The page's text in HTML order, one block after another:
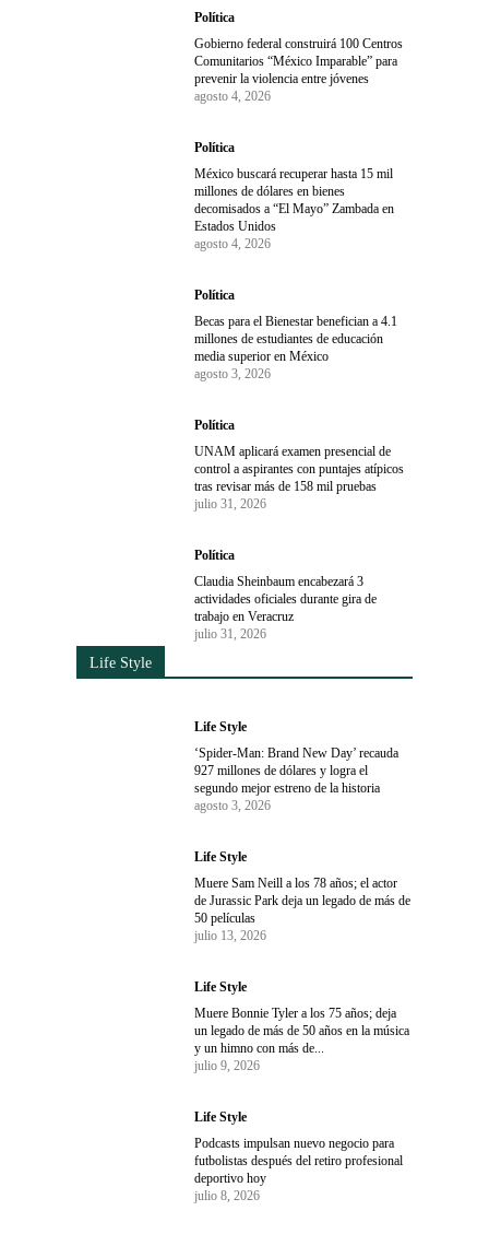
Política
Gobierno federal construirá 100 Centros
Comunitarios “México Imparable” para
prevenir la violencia entre jóvenes
agosto 4, 2026
Política
México buscará recuperar hasta 15 mil
millones de dólares en bienes
decomisados a “El Mayo” Zambada en
Estados Unidos
agosto 4, 2026
Política
Becas para el Bienestar benefician a 4.1
millones de estudiantes de educación
media superior en México
agosto 3, 2026
Política
UNAM aplicará examen presencial de
control a aspirantes con puntajes atípicos
tras revisar más de 158 mil pruebas
julio 31, 2026
Política
Claudia Sheinbaum encabezará 3
actividades oficiales durante gira de
trabajo en Veracruz
julio 31, 2026
Life Style
Life Style
‘Spider-Man: Brand New Day’ recauda
927 millones de dólares y logra el
segundo mejor estreno de la historia
agosto 3, 2026
Life Style
Muere Sam Neill a los 78 años; el actor
de Jurassic Park deja un legado de más de
50 películas
julio 13, 2026
Life Style
Muere Bonnie Tyler a los 75 años; deja
un legado de más de 50 años en la música
y un himno con más de...
julio 9, 2026
Life Style
Podcasts impulsan nuevo negocio para
futbolistas después del retiro profesional
deportivo hoy
julio 8, 2026